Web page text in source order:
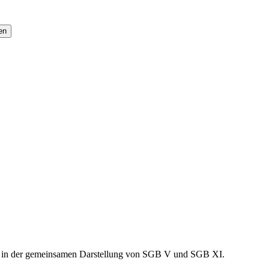
der gemeinsamen Darstellung von SGB V und SGB XI.